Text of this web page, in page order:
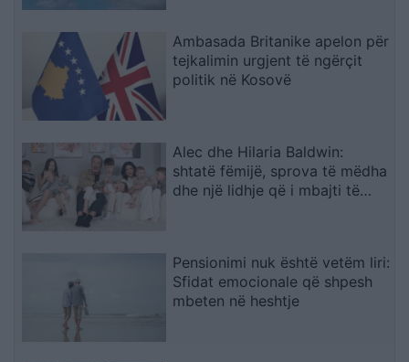
Ambasada Britanike apelon për
tejkalimin urgjent të ngërçit
politik në Kosovë
Alec dhe Hilaria Baldwin:
shtatë fëmijë, sprova të mëdha
dhe një lidhje që i mbajti të
Pensionimi nuk është vetëm liri:
Sfidat emocionale që shpesh
mbeten në heshtje